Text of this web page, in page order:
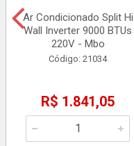
Ar Condicionado Split Hi
Wall Inverter 9000 BTUs
220V - Mbo
Código: 21034
R$ 1.841,05